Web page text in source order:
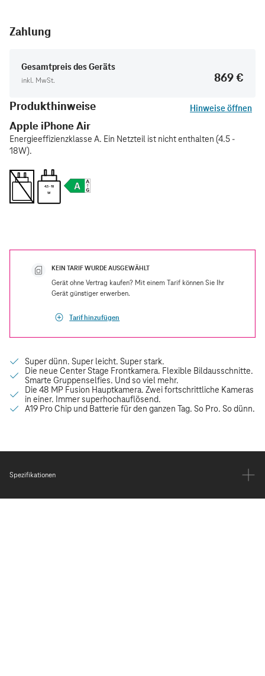
Zahlung
Gesamtpreis des Geräts
inkl. MwSt.
869 €
Produkthinweise
Hinweise öffnen
Apple iPhone Air
Energieeffizienzklasse A. Ein Netzteil ist nicht enthalten (4.5 -
18W).
4.5 - 18
W
KEIN TARIF WURDE AUSGEWÄHLT
Gerät ohne Vertrag kaufen? Mit einem Tarif können Sie Ihr
Gerät günstiger erwerben.
Tarif hinzufügen
Spezifikationen